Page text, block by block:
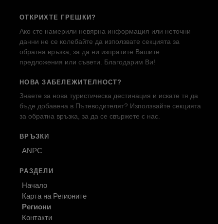
ОТКРИХТЕ ГРЕШКИ?
Ако сте намерили невярна информация или неточни
данни не се колебайте да използвате секцията за
обратна връзка, за да ни изпратите Вашите
предложения или съвети. Благодарим Ви!
НОВА ЗАБЕЛЕЖИТЕЛНОСТ?
Знаете за нова туристическа дестинация и искате тя да
бъде добавена в Пътеводителят? Използвайте секцията
за обратна връзка, за да се свържете с нас.
ВРЪЗКИ
ANPC
РАЗДЕЛИ
Начало
Карта на Регионите
Региони
Контакти